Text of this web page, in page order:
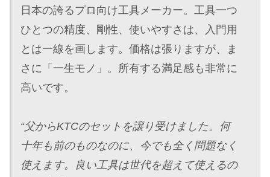
日本の誇るプロ向け工具メーカー。工具一つ
ひとつの精度、剛性、使いやすさは、入門用
とは一線を画します。価格は張りますが、ま
さに「一生モノ」。所有する満足感も非常に
高いです。
“父からKTCのセットを譲り受けました。何
十年も前のものなのに、今でも全く問題なく
使えます。良い工具は世代を超えて使えるの